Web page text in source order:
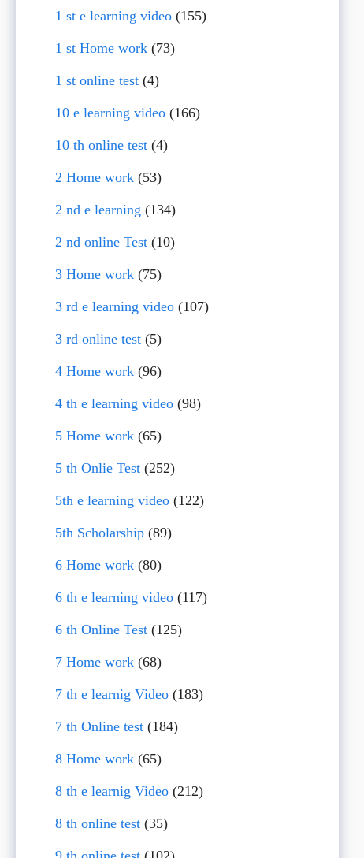
1 st e learning video(155)
1 st Home work(73)
1 st online test(4)
10 e learning video(166)
10 th online test(4)
2 Home work(53)
2 nd e learning (134)
2 nd online Test(10)
3 Home work(75)
3 rd e learning video(107)
3 rd online test(5)
4 Home work(96)
4 th e learning video(98)
5 Home work(65)
5 th Onlie Test(252)
5th e learning video(122)
5th Scholarship(89)
6 Home work(80)
6 th e learning video(117)
6 th Online Test(125)
7 Home work(68)
7 th e learnig Video(183)
7 th Online test(184)
8 Home work(65)
8 th e learnig Video(212)
8 th online test(35)